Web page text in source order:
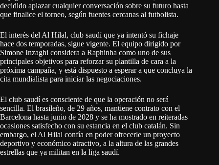
decidido aplazar cualquier conversación sobre su futuro hasta
que finalice el torneo, según fuentes cercanas al futbolista.
El interés del Al Hilal, club saudí que ya intentó su fichaje
hace dos temporadas, sigue vigente. El equipo dirigido por
Simone Inzaghi considera a Raphinha como uno de sus
principales objetivos para reforzar su plantilla de cara a la
próxima campaña, y está dispuesto a esperar a que concluya la
cita mundialista para iniciar las negociaciones.
El club saudí es consciente de que la operación no será
sencilla. El brasileño, de 29 años, mantiene contrato con el
Barcelona hasta junio de 2028 y se ha mostrado en reiteradas
ocasiones satisfecho con su estancia en el club catalán. Sin
embargo, el Al Hilal confía en poder ofrecerle un proyecto
deportivo y económico atractivo, a la altura de las grandes
estrellas que ya militan en la liga saudí.